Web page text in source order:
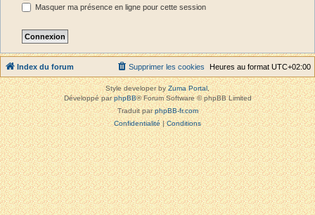
Masquer ma présence en ligne pour cette session
Index du forum Heures au format UTC+02:00
Supprimer les cookies
Style developer byZuma Portal,
Développé parphpBB® Forum Software © phpBB Limited
Traduit parphpBB-fr.com
Confidentialité|Conditions